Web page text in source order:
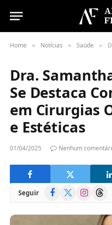
Home » Notícias » Saúde »
Dra.
Se Destaca
em Cirurgias
e Estéticas
01/04/2025 Nenhum
Seguir Facebook
(Twitter)
Instagram